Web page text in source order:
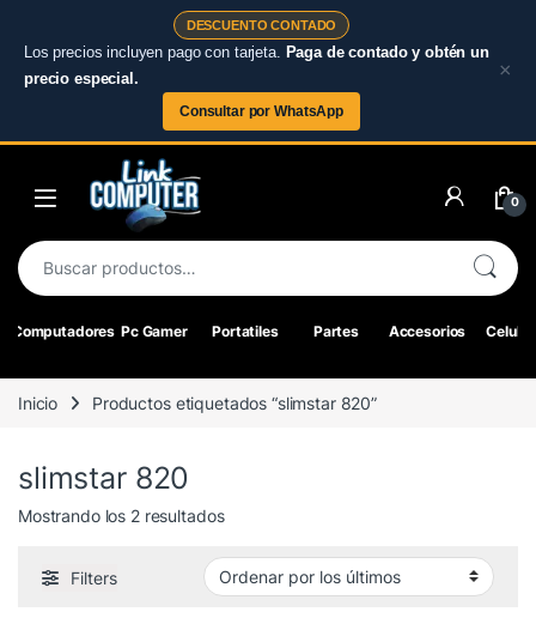
DESCUENTO CONTADO
Los precios incluyen pago con tarjeta. Paga de contado y obtén un
precio especial.
Consultar por WhatsApp
×
Skip to navigation
0
Buscar por:
Computadores Pc Gamer Portatiles Partes Accesorios
Inicio Productos etiquetados “slimstar 820”
slimstar 820
Mostrando los 2 resultadosOrdenado por los últimos
Filters